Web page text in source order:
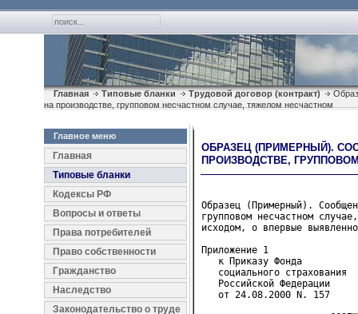
Главная Типовые бланки Трудовой договор (контракт)
на производстве, групповом несчастном случае, тяжелом несчастном
Главное меню
Главная
Типовые бланки
Кодексы РФ
Вопросы и ответы
Права потребителей
Право собственности
Гражданство
Наследство
Законодательство о труде
ОБРАЗЕЦ (ПРИМЕРНЫЙ).
ПРОИЗВОДСТВЕ,
Образец (Примерный).
групповом несчастном
исходом, о впервые
Приложение 1
к Приказу Фонда
социального страхования
Российской Федерации
от 24.08.2000 N. 157